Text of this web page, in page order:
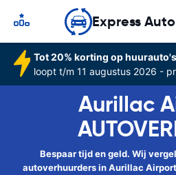
Express
Tot 20% korting op
loopt t/m 11 augustus 2026 -
Aurillac
Bespaar tijd en geld. Wij
autoverhuurders in Aurillac